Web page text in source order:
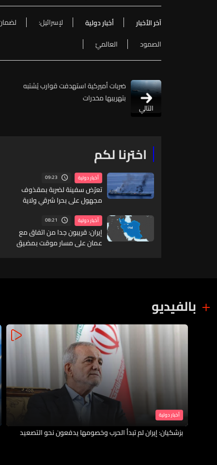
آخر الأخبار أخبار دولية لإسرائيل:
الصمود
العالميّ
التالي
ضربات أميركية استهدفت قوارب يُشتبه
بتهريبها مخدرات
اخترنا لكم
أخبار دولية 09:23
تعرّض سفينة لضربة بمقذوف
مجهول على بحرا شرقي ولاية
أخبار دولية 08:21
إيران: قريبون جدا من اتفاق مع
عمان على مسار موقت بمضيق
بالفيديو
أخبار دولية
بزشكيان: إيران لم تبدأ الحرب وخصومها يدفعون نحو التصعيد